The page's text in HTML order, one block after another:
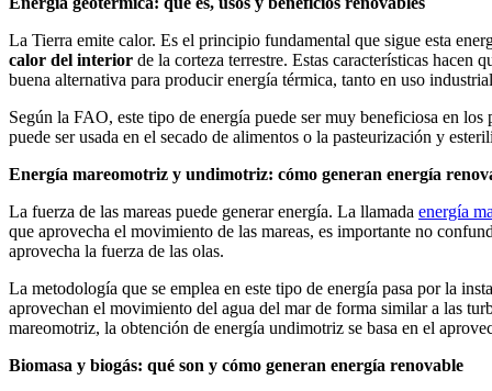
La Tierra emite calor. Es el principio fundamental que sigue esta
calor del interior de la corteza terrestre. Estas características hacen
buena alternativa para producir energía térmica, tanto en uso
Según la FAO, este tipo de energía puede ser muy beneficiosa en los
puede ser usada en el secado de alimentos o la pasteurización y
Energía mareomotriz y undimotriz: cómo generan energía
La fuerza de las mareas puede generar energía. La llamada energía
que aprovecha el movimiento de las mareas, es importante no
aprovecha la fuerza de las olas.
La metodología que se emplea en este tipo de energía pasa por la
aprovechan el movimiento del agua del mar de forma similar a las
mareomotriz, la obtención de energía undimotriz se basa en el
Biomasa y biogás: qué son y cómo generan energía renovable